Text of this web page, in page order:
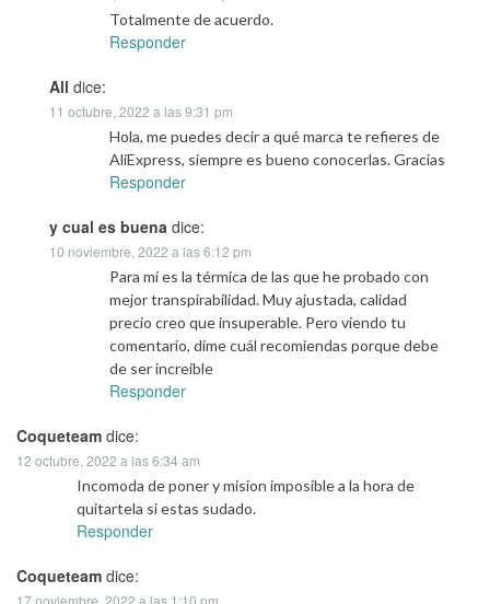
Totalmente de acuerdo.
Responder
All dice:
11 octubre, 2022 a las 9:31 pm
Hola, me puedes decir a qué marca te refieres de
AliExpress, siempre es bueno conocerlas. Gracias
Responder
y cual es buena dice:
10 noviembre, 2022 a las 6:12 pm
Para mí es la térmica de las que he probado con
mejor transpirabilidad. Muy ajustada, calidad
precio creo que insuperable. Pero viendo tu
comentario, dime cuál recomiendas porque debe
de ser increible
Responder
Coqueteam dice:
12 octubre, 2022 a las 6:34 am
Incomoda de poner y mision imposible a la hora de
quitartela si estas sudado.
Responder
Coqueteam dice: